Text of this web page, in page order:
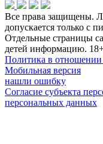
Все права защищены.
допускается только с
Отдельные страницы
детей информацию.
Политика в
Мобильная версия
нашли ошибку
Согласие субъекта
персональных данных